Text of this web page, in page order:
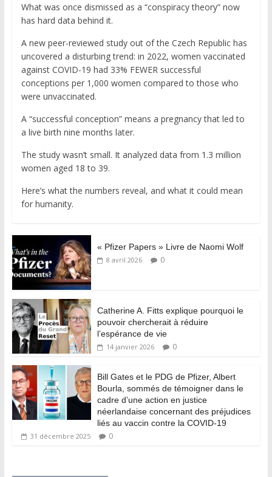
What was once dismissed as a “conspiracy theory” now
has hard data behind it.
A new peer-reviewed study out of the Czech Republic has
uncovered a disturbing trend: in 2022, women vaccinated
against COVID-19 had 33% FEWER successful
conceptions per 1,000 women compared to those who
were unvaccinated.
A “successful conception” means a pregnancy that led to
a live birth nine months later.
The study wasn’t small. It analyzed data from 1.3 million
women aged 18 to 39.
Here’s what the numbers reveal, and what it could mean
for humanity.
« Pfizer Papers » Livre de Naomi Wolf
8 avril 2026 0
Catherine A. Fitts explique pourquoi le
pouvoir chercherait à réduire
l’espérance de vie
14 janvier 2026 0
Bill Gates et le PDG de Pfizer, Albert
Bourla, sommés de témoigner dans le
cadre d’une action en justice
néerlandaise concernant des préjudices
liés au vaccin contre la COVID-19
31 décembre 2025 0